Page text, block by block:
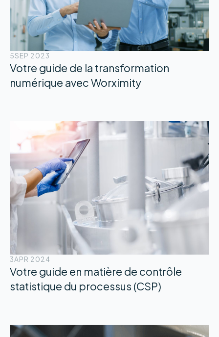
5SEP 2023
Votre guide de la transformation
numérique avec Worximity
3APR 2024
Votre guide en matière de contrôle
statistique du processus (CSP)